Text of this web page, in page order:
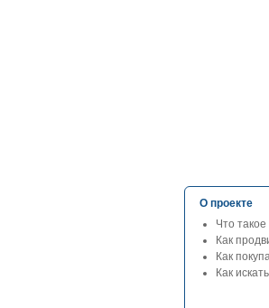
О проекте
Что такое
Как
Как
Как